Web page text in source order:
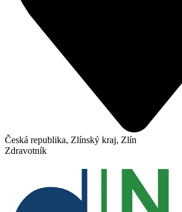
Česká republika, Zlínský kraj, Zlín
Zdravotník